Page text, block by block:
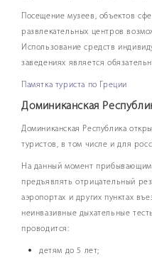
Посещение музеев, объектов
развлекательных центров
Использование средств
заведениях является
Памятка туриста по Греции
Доминиканская
Доминиканская Республика
туристов, в том числе и для
На данный момент
предъявлять отрицательный
аэропортах и других пунктах
неинвазивные дыхательные
проводится:
детям до 5 лет;